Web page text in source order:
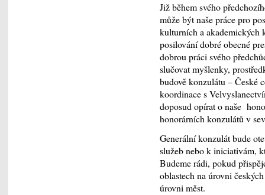
Již během svého
může být naše práce pro
kulturních a akademických
posilování dobré obecné
dobrou práci svého
slučovat myšlenky,
budově konzulátu – České
koordinace s
doposud opírat o naše
honorárních konzulátů v
Generální konzulát bude
služeb nebo k iniciativám,
Budeme rádi, pokud
oblastech na úrovni
úrovni měst.